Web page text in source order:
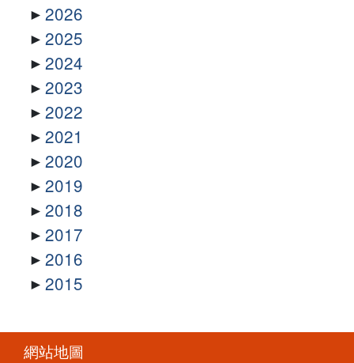
2026
2025
2024
2023
2022
2021
2020
2019
2018
2017
2016
2015
網站地圖